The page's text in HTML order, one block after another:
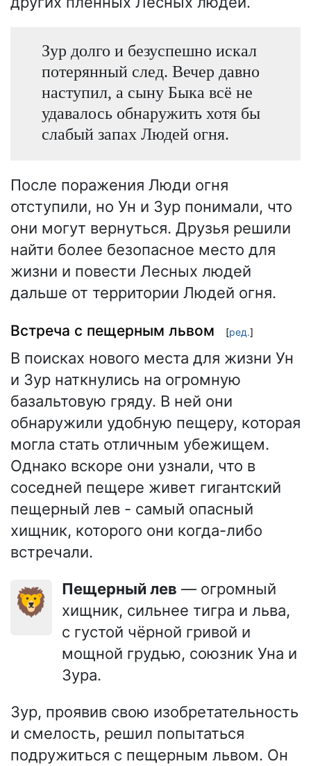
Зур долго и безуспешно искал
потерянный след. Вечер давно
наступил, а сыну Быка всё не
удавалось обнаружить хотя бы
слабый запах Людей огня.
После поражения Люди огня
отступили, но Ун и Зур понимали, что
они могут вернуться. Друзья решили
найти более безопасное место для
жизни и повести Лесных людей
дальше от территории Людей огня.
Встреча с пещерным львом [ред.]
В поисках нового места для жизни Ун
и Зур наткнулись на огромную
базальтовую гряду. В ней они
обнаружили удобную пещеру, которая
могла стать отличным убежищем.
Однако вскоре они узнали, что в
соседней пещере живет гигантский
пещерный лев - самый опасный
хищник, которого они когда-либо
встречали.
🦁 Пещерный лев — огромный
хищник, сильнее тигра и льва,
с густой чёрной гривой и
мощной грудью, союзник Уна и
Зура.
Зур, проявив свою изобретательность
и смелость, решил попытаться
подружиться с пещерным львом. Он